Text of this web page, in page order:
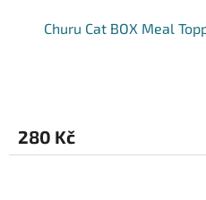
Churu Cat BOX Meal
280 Kč